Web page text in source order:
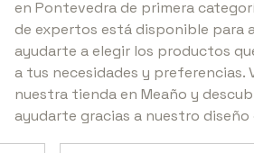
en Pontevedra de primera
de expertos está disponible para
ayudarte a elegir los productos
a tus necesidades y preferencias.
nuestra tienda en Meaño y
ayudarte gracias a nuestro diseño